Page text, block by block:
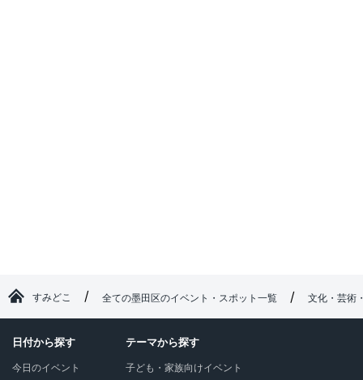
すみどこ 全ての墨田区のイベント・スポット一覧 文化・芸術
日付から探す
今日のイベント
テーマから探す
子ども・家族向けイベント